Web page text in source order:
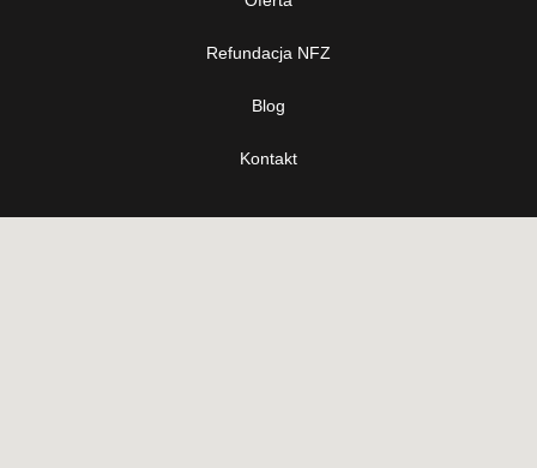
Refundacja NFZ
Blog
Kontakt